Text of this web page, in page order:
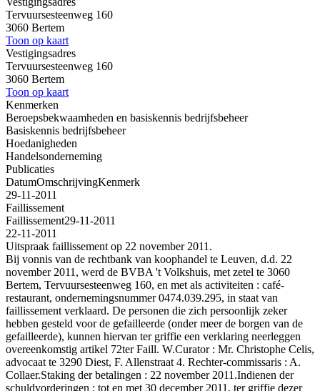
Tervuursesteenweg 160
3060 Bertem
Toon op kaart
Vestigingsadres
Tervuursesteenweg 160
3060 Bertem
Toon op kaart
Kenmerken
Beroepsbekwaamheden en basiskennis bedrijfsbeheer
Basiskennis bedrijfsbeheer
Hoedanigheden
Handelsonderneming
Publicaties
DatumOmschrijvingKenmerk
29-11-2011
Faillissement
Faillissement29-11-2011
22-11-2011
Uitspraak faillissement op 22 november 2011.
Bij vonnis van de rechtbank van koophandel te Leuven, d.d. 22
november 2011, werd de BVBA 't Volkshuis, met zetel te 3060
Bertem, Tervuursesteenweg 160, en met als activiteiten : café-
restaurant, ondernemingsnummer 0474.039.295, in staat van
faillissement verklaard. De personen die zich persoonlijk zeker
hebben gesteld voor de gefailleerde (onder meer de borgen van de
gefailleerde), kunnen hiervan ter griffie een verklaring neerleggen
overeenkomstig artikel 72ter Faill. W.Curator : Mr. Christophe Celis,
advocaat te 3290 Diest, F. Allenstraat 4. Rechter-commissaris : A.
Collaer.Staking der betalingen : 22 november 2011.Indienen der
schuldvorderingen : tot en met 30 december 2011, ter griffie dezer